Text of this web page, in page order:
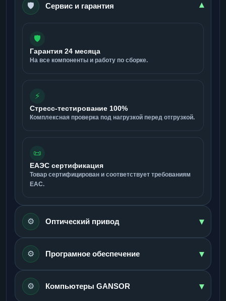
🛡️ Сервис и гарантия ▾
🛡️
Гарантия 24 месяца
На все компоненты и работу по сборке.
⚡
Стресс-тестирование 100%
Комплексная проверка под нагрузкой перед отгрузкой.
📜
ЕАЭС сертификация
Товар сертифицирован и соответствует требованиям
ЕАС.
⚙️ Оптический привод ▾
⚙️ Програмное обеспечение ▾
⚙️ Компьютеры GANSOR ▾